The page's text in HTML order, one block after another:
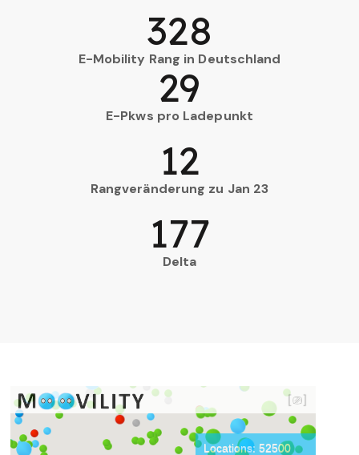
E-Mobility Rang in Deutschland
328
E-Pkws pro Ladepunkt
29
Rangveränderung zu Jan 23
12
Delta
177